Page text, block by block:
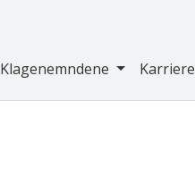
Klagenemndene Karriere